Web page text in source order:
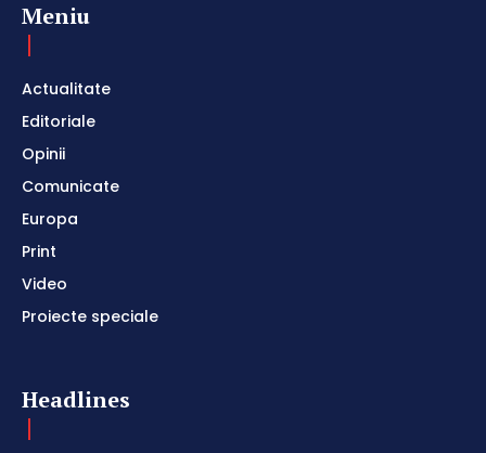
Meniu
Actualitate
Editoriale
Opinii
Comunicate
Europa
Print
Video
Proiecte speciale
Headlines